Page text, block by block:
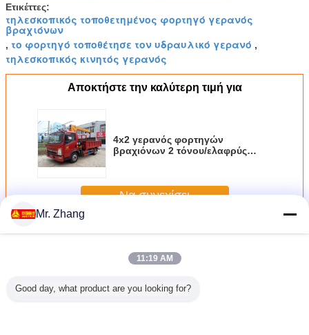
Ετικέττες:
τηλεσκοπικός τοποθετημένος φορτηγό γερανός
βραχιόνων
, το φορτηγό τοποθέτησε τον υδραυλικό γερανό ,
τηλεσκοπικός κινητός γερανός
Αποκτήστε την καλύτερη τιμή για
4x2 γερανός φορτηγών
βραχιόνων 2 τόνου/ελαφρύς
WLY6T46
Να συνεχίσει
ΠερισσότεροιΓερανός φορτηγών βραχιόνων
Mr. Zhang
11:19 AM
Good day, what product are you looking for?